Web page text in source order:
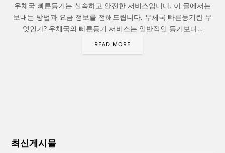
우체국 빠른등기는 신속하고 안전한 서비스입니다. 이 글에서는
보내는 방법과 요금 정보를 전해드립니다. 우체국 빠른등기란 무
엇인가? 우체국의 빠른등기 서비스는 일반적인 등기보다…
READ MORE
최신게시물